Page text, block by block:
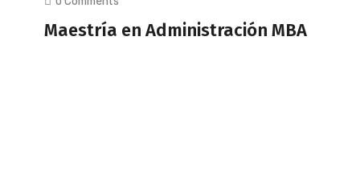
Maestría en Administración MBA